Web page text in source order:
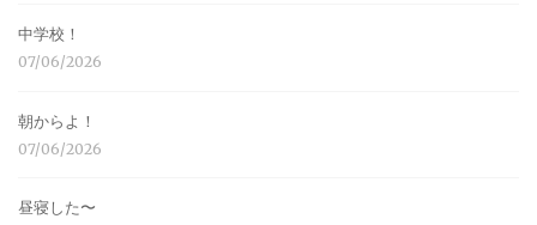
中学校！
07/06/2026
朝からよ！
07/06/2026
昼寝した〜